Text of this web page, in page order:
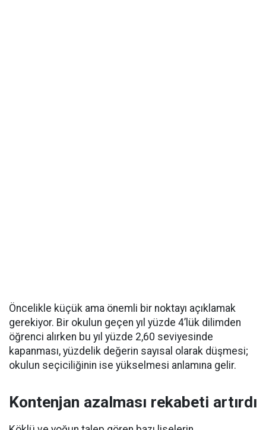
Öncelikle küçük ama önemli bir noktayı açıklamak
gerekiyor. Bir okulun geçen yıl yüzde 4’lük dilimden
öğrenci alırken bu yıl yüzde 2,60 seviyesinde
kapanması, yüzdelik değerin sayısal olarak düşmesi;
okulun seçiciliğinin ise yükselmesi anlamına gelir.
Kontenjan azalması rekabeti artırdı